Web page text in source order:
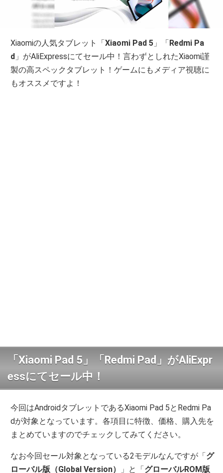
Xiaomiの人気タブレット「Xiaomi Pad 5 」「 Redmi Pa
d 」がAliExpressにてセール中！言わずとしれたXiaomi謹
製の高スペックタブレット！ゲームにもメディア視聴に
もオススメですよ！
「Xiaomi Pad 5」「Redmi Pad」がAliExpr
essにてセール中！
今回はAndroidタブレットであるXiaomi Pad 5とRedmi Pa
dが対象となっています。各項目に特徴、価格、購入先を
まとめていますのでチェックしてみてください。
なお今回セール対象となっている2モデルなんですが「 グ
ローバル版（Global Version）
」と「 グローバルROM版